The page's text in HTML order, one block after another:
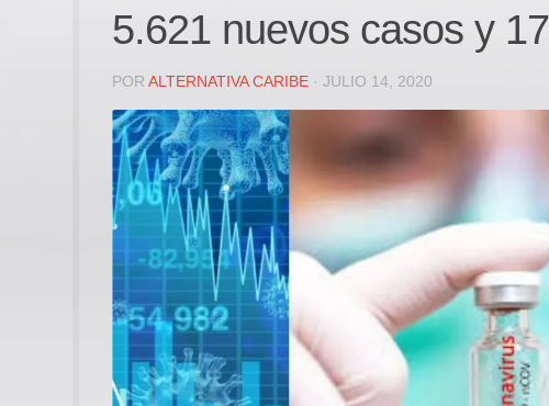
5.621 nuevos casos y
POR ALTERNATIVA CARIBE · JULIO 14, 2020